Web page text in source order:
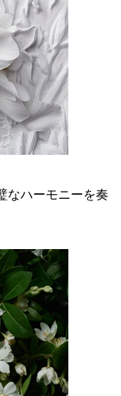
なハーモニーを奏